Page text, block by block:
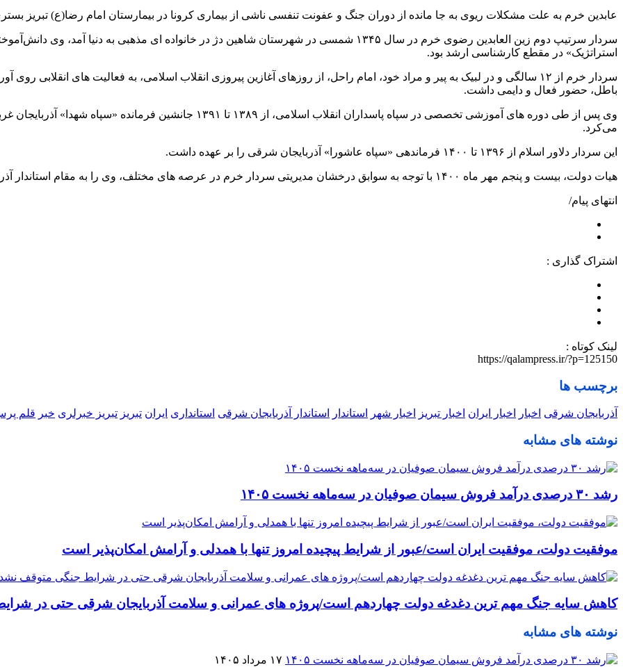
عابدین خرم به علت مشکلات ریوی به جا مانده از دوران جنگ و عفونت تنفسی ناشی از بیماری کرونا در بیمارستان امام رضا(ع) تبریز
سردار سرتیپ دوم زین العابدین رضوی خرم در سال ۱۳۴۵ شمسی در شهرستان شاهین دژ در خانواده ای مذهبی
استراتژیک» در مقطع کارشناسی ارشد بود.
سردار خرم از ۱۲ سالگی و در لبیک به پیر و مراد خود، امام راحل، از روزهای آغازین پیروزی انقلاب اسلامی، به فعالیت های
باطل، حضور فعال و دایمی داشت.
می‌کرد.
این سردار دلاور اسلام از ۱۳۹۶ تا ۱۴۰۰ فرماندهی «سپاه عاشورا» آذربایجان شرقی را بر عهده داشت.
هیات دولت، بیست و پنجم مهر ماه ۱۴۰۰ با توجه به سوابق درخشان مدیریتی سردار خرم در عرصه های مختلف، وی را به مقام استاندار آذربایجان شرقی و نماینده عالی دولت در این استان منصوب کرد.
انتهای پیام/
اشتراک گذاری :
لینک کوتاه :
https://qalampress.ir/?p=125150
برچسب ها
آذربایجان شرقی اخبار اخبار ایران اخبار تبریز اخبار شهر استاندار استاندار آذربایجان شرقی استانداری ایران تبریز تبریز خبرلری خبر قلم
نوشته های مشابه
رشد ۳۰ درصدی درآمد فروش سیمان صوفیان در سه‌ماهه نخست ۱۴۰۵
موفقیت دولت، موفقیت ایران است/عبور از شرایط پیچیده امروز تنها با همدلی و آرامش امکان‌پذیر است
کاهش سایه جنگ مهم ‌ترین دغدغه دولت چهاردهم است/پروژه ‌های عمرانی و سلامت آذربایجان شرقی حتی در
نوشته های مشابه
۱۷ مرداد ۱۴۰۵